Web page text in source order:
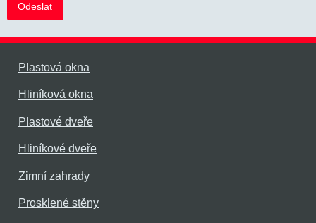
Plastová okna
Hliníková okna
Plastové dveře
Hliníkové dveře
Zimní zahrady
Prosklené stěny